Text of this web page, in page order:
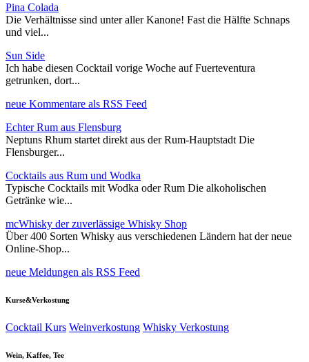
Pina Colada
Die Verhältnisse sind unter aller Kanone! Fast die Hälfte Schnaps
und viel...
Sun Side
Ich habe diesen Cocktail vorige Woche auf Fuerteventura
getrunken, dort...
neue Kommentare als RSS Feed
Echter Rum aus Flensburg
Neptuns Rhum startet direkt aus der Rum-Hauptstadt Die
Flensburger...
Cocktails aus Rum und Wodka
Typische Cocktails mit Wodka oder Rum Die alkoholischen
Getränke wie...
mcWhisky der zuverlässige Whisky Shop
Über 400 Sorten Whisky aus verschiedenen Ländern hat der neue
Online-Shop...
neue Meldungen als RSS Feed
Kurse&Verkostung
Cocktail Kurs Weinverkostung Whisky Verkostung
Wein, Kaffee, Tee